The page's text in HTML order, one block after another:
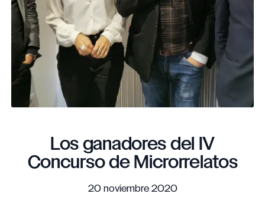
Los ganadores del IV
Concurso de Microrrelatos
20 noviembre 2020